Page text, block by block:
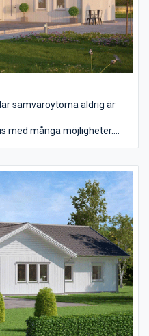
samvaroytorna aldrig är
med många möjligheter.
till hela familjen, en plats
ni ett stort helglasat
uteplatsen.Köket
form med tillhörande
och yteffektivt.
eget badrum och walk-in